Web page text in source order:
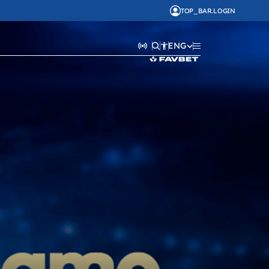
TOP_BAR.LOGIN
ENG